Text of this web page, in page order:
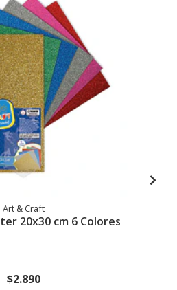
Art & Craft
20x30 cm 6 Colores
$2.890